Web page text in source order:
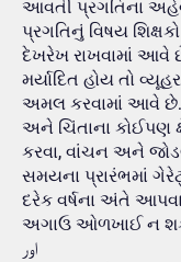
આવતી પ્રગતિના
પ્રગતિનું વિષય
દેખરેખ રાખવામાં આવે
મર્યાદિત હોય તો
અમલ કરવામાં આવે છે.
અને ચિંતાના કોઈપણ
કરવા, વાંચન અને
સમયના પ્રારંભમાં
દરેક વર્ષના અંતે
અગાઉ ઓળખાઈ ન
اور